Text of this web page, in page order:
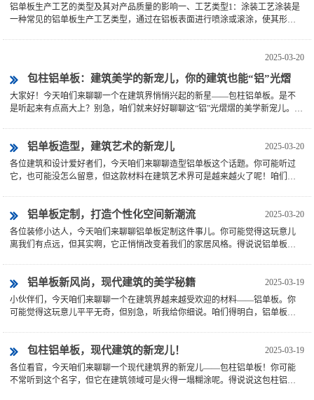
铝单板生产工艺的类型及其对产品质量的影响一、工艺类型1：涂装工艺涂装是
一种常见的铝单板生产工艺类型，通过在铝板表面进行喷涂或滚涂，使其形成
2025-03-20
包柱铝单板：建筑美学的新宠儿，你的建筑也能“铝”光熠
熠！
大家好！今天咱们来聊聊一个在建筑界悄悄兴起的新星——包柱铝单板。是不
是听起来有点高大上？别急，咱们就来好好聊聊这“铝”光熠熠的美学新宠儿。你
2025-03-20
铝单板造型，建筑艺术的新宠儿
各位建筑和设计爱好者们，今天咱们来聊聊造型铝单板这个话题。你可能听过
它，也可能没怎么留意，但这款材料在建筑艺术界可是越来越火了呢！咱们得
2025-03-20
铝单板定制，打造个性化空间新潮流
各位装修小达人，今天咱们来聊聊铝单板定制这件事儿。你可能觉得这玩意儿
离我们有点远，但其实啊，它正悄悄改变着我们的家居风格。得说说铝单板定
2025-03-19
铝单板新风尚，现代建筑的美学秘籍
小伙伴们，今天咱们来聊聊一个在建筑界越来越受欢迎的材料——铝单板。你
可能觉得这玩意儿平平无奇，但别急，听我给你细说。咱们得明白，铝单板可
2025-03-19
包柱铝单板，现代建筑的新宠儿！
各位看官，今天咱们来聊聊一个现代建筑界的新宠儿——包柱铝单板！你可能
不常听到这个名字，但它在建筑领域可是火得一塌糊涂呢。得说说这包柱铝单